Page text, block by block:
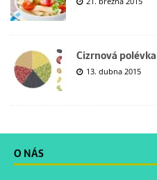
Cizrnová
13. dubna 2015
O NÁS